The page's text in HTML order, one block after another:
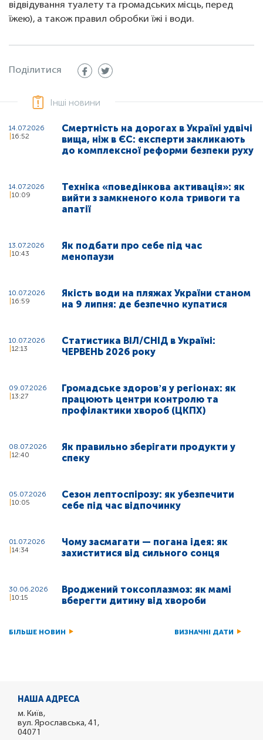
відвідування туалету та громадських місць, перед
їжею), а також правил обробки їжі і води.
Поділитися
Інші новини
14.07.2026
16:52
Смертність на дорогах в Україні удвічі
вища, ніж в ЄС: експерти закликають
до комплексної реформи безпеки руху
14.07.2026
10:09
Техніка «поведінкова активація»: як
вийти з замкненого кола тривоги та
апатії
13.07.2026
10:43
Як подбати про себе під час
менопаузи
10.07.2026
16:59
Якість води на пляжах України станом
на 9 липня: де безпечно купатися
10.07.2026
12:13
Статистика ВІЛ/СНІД в Україні:
ЧЕРВЕНЬ 2026 року
09.07.2026
13:27
Громадське здоровʼя у регіонах: як
працюють центри контролю та
профілактики хвороб (ЦКПХ)
08.07.2026
12:40
Як правильно зберігати продукти у
спеку
05.07.2026
10:05
Сезон лептоспірозу: як убезпечити
себе під час відпочинку
01.07.2026
14:34
Чому засмагати — погана ідея: як
захиститися від сильного сонця
30.06.2026
10:15
Вроджений токсоплазмоз: як мамі
вберегти дитину від хвороби
БІЛЬШЕ НОВИН ВИЗНАЧНІ ДАТИ
НАША АДРЕСА
м. Київ,
вул. Ярославська, 41,
04071